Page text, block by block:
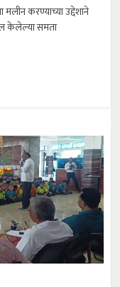
मलीन करण्याच्या उद्देशाने
केलेल्या समता